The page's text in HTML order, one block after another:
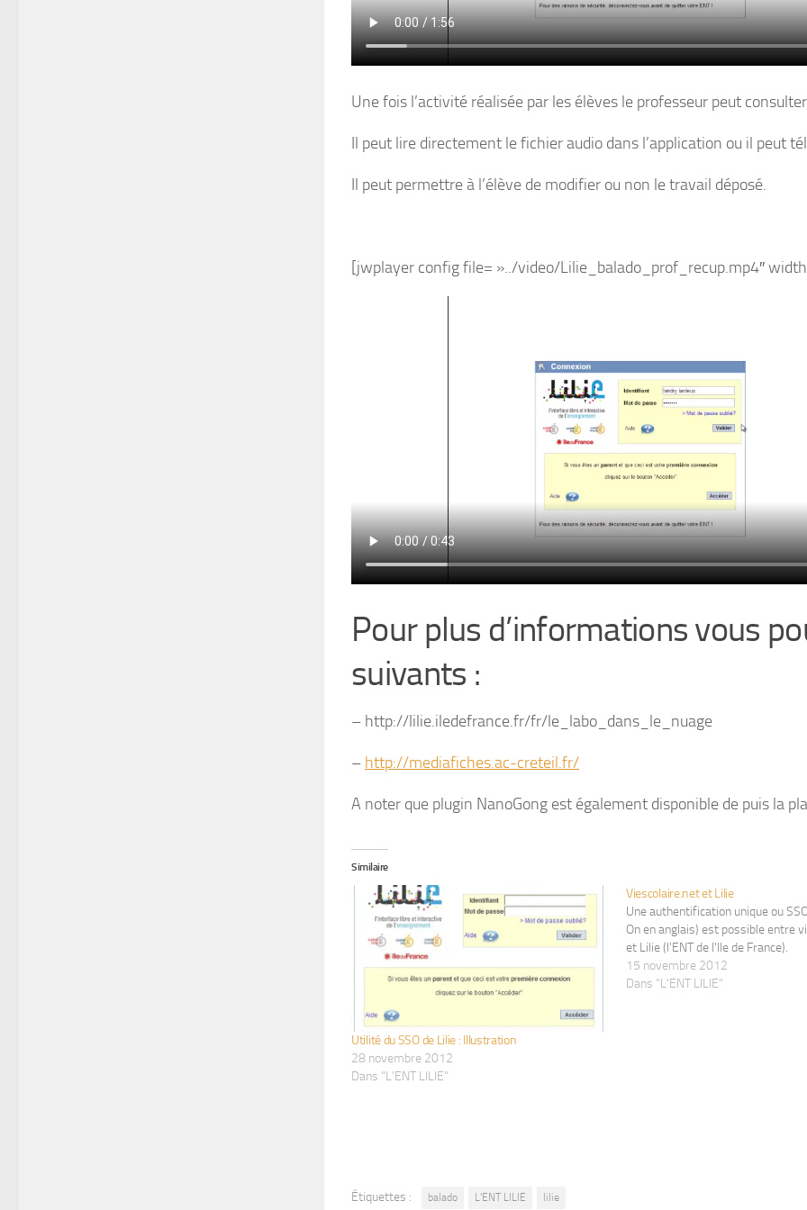
Une fois l’activité réalisée par les élèves le professeur peut
Il peut lire directement le fichier audio dans l’application ou il peut
Il peut permettre à l’élève de modifier ou non le travail déposé.
[jwplayer config file= »../video/Lilie_balado_prof_recup.mp4″
Pour plus d’informations vous
suivants :
– http://lilie.iledefrance.fr/fr/le_labo_dans_le_nuage
– http://mediafiches.ac-creteil.fr/
A noter que plugin NanoGong est également disponible de puis la
Similaire
Utilité du SSO de Lilie : Illustration
28 novembre 2012
Dans "L'ENT LILIE"
Viescolaire.net et Lilie
Une authentification unique ou
On en anglais) est possible entre
et Lilie (l'ENT de l'Ile de France).
15 novembre 2012
Dans "L'ENT LILIE"
Étiquettes : balado L'ENT LILIE lilie